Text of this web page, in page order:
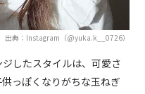
出典：Instagram（@yuka.k__0726）
したスタイルは、可愛さ
っぽくなりがちな玉ねぎ